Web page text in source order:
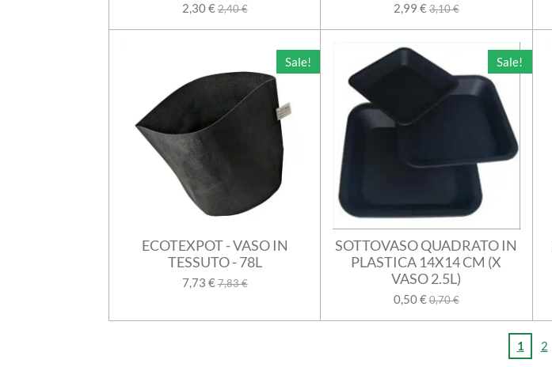
2,30 €2,40 € 2,99 €3,10 €
Sale!
ECOTEXPOT - VASO IN
TESSUTO - 78L
7,73 €7,83 €
Sale!
SOTTOVASO QUADRATO IN
PLASTICA 14X14 CM (X
VASO 2.5L)
0,50 €0,70 €
1 2